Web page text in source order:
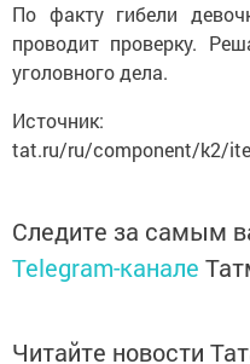
По факту гибели
проводит проверку.
уголовного дела.
Источник:
tat.ru/ru/component/k2/
Следите за самым
Telegram-канале
Читайте новости